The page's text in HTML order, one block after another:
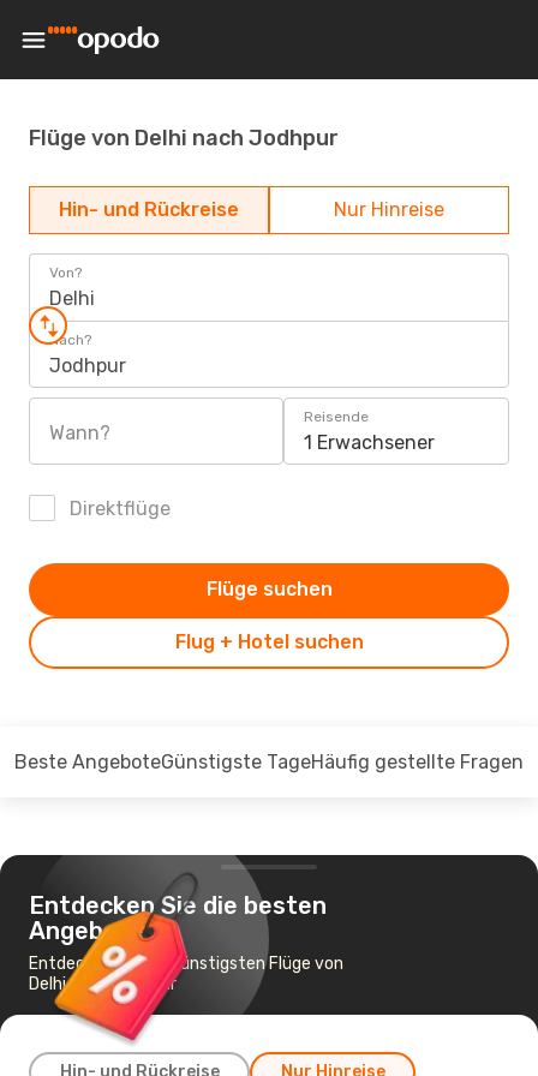
Flüge von Delhi nach Jodhpur
Hin- und Rückreise Nur Hinreise
Von?
Delhi
Nach?
Jodhpur
Wann?
Reisende
1 Erwachsener
Direktflüge
Flug + Hotel suchen
Flüge suchen
Beste AngeboteGünstigste TageHäufig gestellte Fragen
Entdecken Sie die besten
Angebote
Entdecken Sie die günstigsten Flüge von
Delhi nach Jodhpur
Hin- und Rückreise Nur Hinreise